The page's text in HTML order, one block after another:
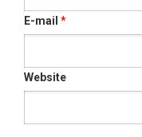
E-mail *
Website